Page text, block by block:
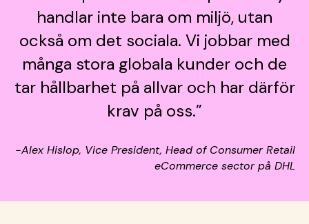
handlar inte bara om miljö, utan
också om det sociala. Vi jobbar med
många stora globala kunder och de
tar hållbarhet på allvar och har därför
krav på oss.”
−Alex Hislop, Vice President, Head of Consumer Retail
eCommerce sector på DHL